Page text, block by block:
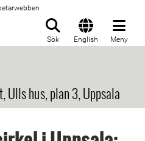
Sök English Meny
Ulls hus, plan 3, Uppsala